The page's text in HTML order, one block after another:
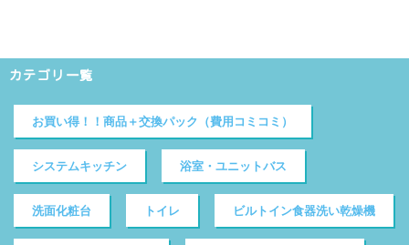
カテゴリ一覧
お買い得！！商品＋交換パック（費用コミコミ）
システムキッチン 浴室・ユニットバス
洗面化粧台 トイレ ビルトイン食器洗い乾燥機